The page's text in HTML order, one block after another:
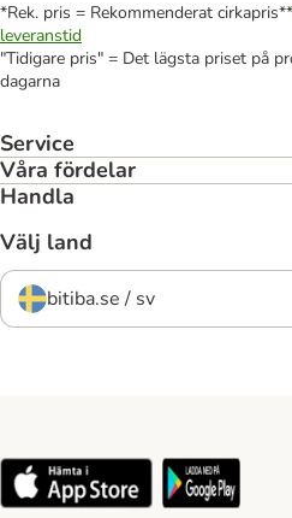
*Rek. pris = Rekommenderat cirkapris**
leveranstid
"Tidigare pris" = Det lägsta priset på
dagarna
Service
Våra fördelar
Handla
Välj land
bitiba.se / sv